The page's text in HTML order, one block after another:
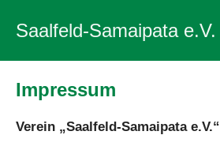
InhaltSaalfeld-Samaipata e.V.
Impressum
Verein „Saalfeld-Samaipata e.V.“